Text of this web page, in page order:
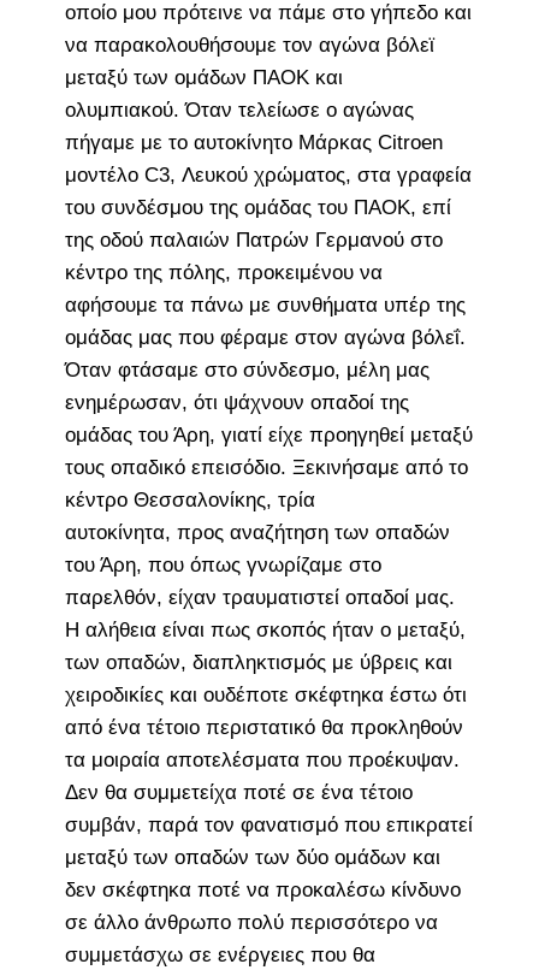
οποίο μου πρότεινε να πάμε στο γήπεδο και
να παρακολουθήσουμε τον αγώνα βόλεϊ
μεταξύ των ομάδων ΠΑΟΚ και
ολυμπιακού. Όταν τελείωσε ο αγώνας
πήγαμε με το αυτοκίνητο Μάρκας Citroen
μοντέλο C3, Λευκού χρώματος, στα γραφεία
του συνδέσμου της ομάδας του ΠΑΟΚ, επί
της οδού παλαιών Πατρών Γερμανού στο
κέντρο της πόλης, προκειμένου να
αφήσουμε τα πάνω με συνθήματα υπέρ της
ομάδας μας που φέραμε στον αγώνα βόλεΐ.
Όταν φτάσαμε στο σύνδεσμο, μέλη μας
ενημέρωσαν, ότι ψάχνουν οπαδοί της
ομάδας του Άρη, γιατί είχε προηγηθεί μεταξύ
τους οπαδικό επεισόδιο. Ξεκινήσαμε από το
κέντρο Θεσσαλονίκης, τρία
αυτοκίνητα, προς αναζήτηση των οπαδών
του Άρη, που όπως γνωρίζαμε στο
παρελθόν, είχαν τραυματιστεί οπαδοί μας.
Η αλήθεια είναι πως σκοπός ήταν ο μεταξύ,
των οπαδών, διαπληκτισμός με ύβρεις και
χειροδικίες και ουδέποτε σκέφτηκα έστω ότι
από ένα τέτοιο περιστατικό θα προκληθούν
τα μοιραία αποτελέσματα που προέκυψαν.
Δεν θα συμμετείχα ποτέ σε ένα τέτοιο
συμβάν, παρά τον φανατισμό που επικρατεί
μεταξύ των οπαδών των δύο ομάδων και
δεν σκέφτηκα ποτέ να προκαλέσω κίνδυνο
σε άλλο άνθρωπο πολύ περισσότερο να
συμμετάσχω σε ενέργειες που θα